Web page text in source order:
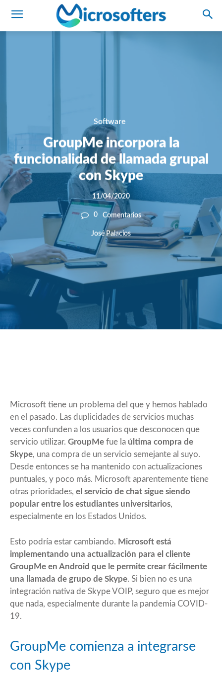
Software
GroupMe incorpora la
funcionalidad de llamada grupal
con Skype
11/04/2020
0 Comentarios
José Palacios
Microsoft tiene un problema del que y hemos hablado
en el pasado. Las duplicidades de servicios muchas
veces confunden a los usuarios que desconocen que
servicio utilizar. GroupMe fue la última compra de
Skype, una compra de un servicio semejante al suyo.
Desde entonces se ha mantenido con actualizaciones
puntuales, y poco más. Microsoft aparentemente tiene
otras prioridades, el servicio de chat sigue siendo
popular entre los estudiantes universitarios,
especialmente en los Estados Unidos.
Esto podría estar cambiando. Microsoft está
implementando una actualización para el cliente
GroupMe en Android que le permite crear fácilmente
una llamada de grupo de Skype. Si bien no es una
integración nativa de Skype VOIP, seguro que es mejor
que nada, especialmente durante la pandemia COVID-
19.
GroupMe comienza a integrarse
con Skype